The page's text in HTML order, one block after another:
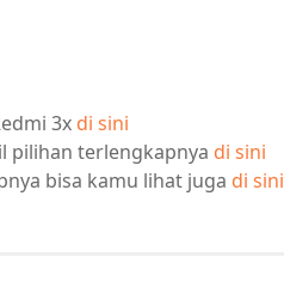
3x di sini
pilihan terlengkapnya di sini
bisa kamu lihat juga di sini